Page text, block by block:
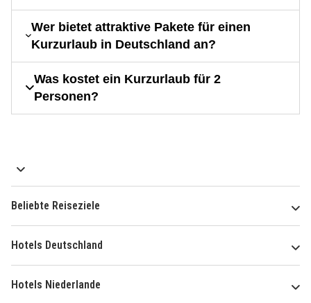
Wer bietet attraktive Pakete für einen
Kurzurlaub in Deutschland an?
Was kostet ein Kurzurlaub für 2
Personen?
Beliebte Reiseziele
Hotels Deutschland
Hotels Niederlande